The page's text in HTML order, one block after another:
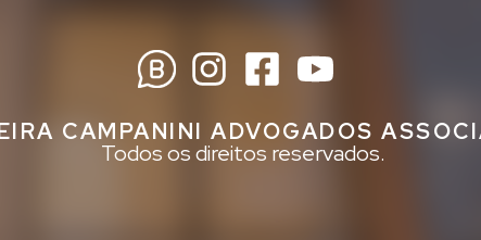
CAMPANINI ADVOGADOS
Todos os direitos reservados.